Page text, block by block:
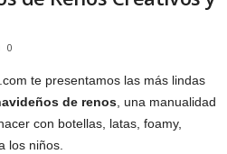
0
te presentamos las más lindas
de renos , una manualidad
con botellas, latas, foamy,
los niños.